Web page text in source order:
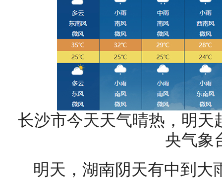
长沙市今天天气晴热，明天
央气象
明天，湖南阴天有中到大